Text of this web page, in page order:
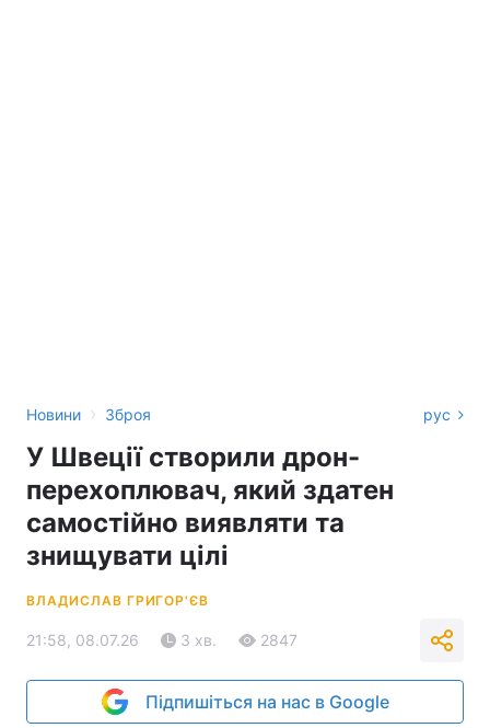
Новини › Зброя рус
У Швеції створили дрон-
перехоплювач, який здатен
самостійно виявляти та
знищувати цілі
ВЛАДИСЛАВ ГРИГОР'ЄВ
21:58, 08.07.26 3 хв. 2847
Підпишіться на нас в Google